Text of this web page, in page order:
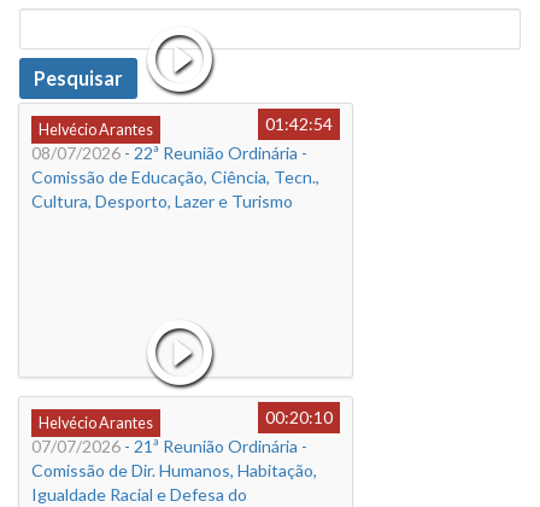
Data
Pesquisar
Helvécio Arantes
01:42:54
08/07/2026 - 22ª Reunião Ordinária -
Comissão de Educação, Ciência, Tecn.,
Cultura, Desporto, Lazer e Turismo
Helvécio Arantes
00:20:10
07/07/2026 - 21ª Reunião Ordinária -
Comissão de Dir. Humanos, Habitação,
Igualdade Racial e Defesa do